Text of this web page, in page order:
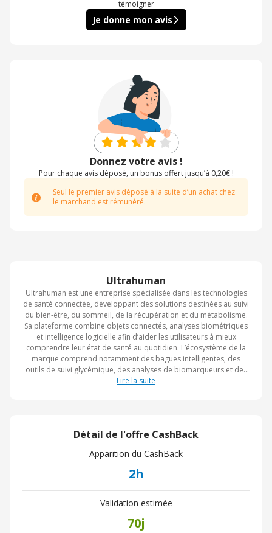
Ultrahuman
Ultrahuman est une entreprise spécialisée dans les technologies
de santé connectée, développant des solutions destinées au suivi
du bien-être, du sommeil, de la récupération et du métabolisme.
Sa plateforme combine objets connectés, analyses biométriques
et intelligence logicielle afin d’aider les utilisateurs à mieux
comprendre leur état de santé au quotidien. L’écosystème de la
marque comprend notamment des bagues intelligentes, des
outils de suivi glycémique, des analyses de biomarqueurs et des
dispositifs de surveillance de l’environnement domestique.
Lire la suite
Détail de l'offre CashBack
Apparition du CashBack
2h
Validation estimée
70j
témoigner
Je donne mon avis
Donnez votre avis !
Pour chaque avis déposé, un bonus offert jusqu’à 0,20€ !
Seul le premier avis déposé à la suite d’un achat chez
le marchand est rémunéré.